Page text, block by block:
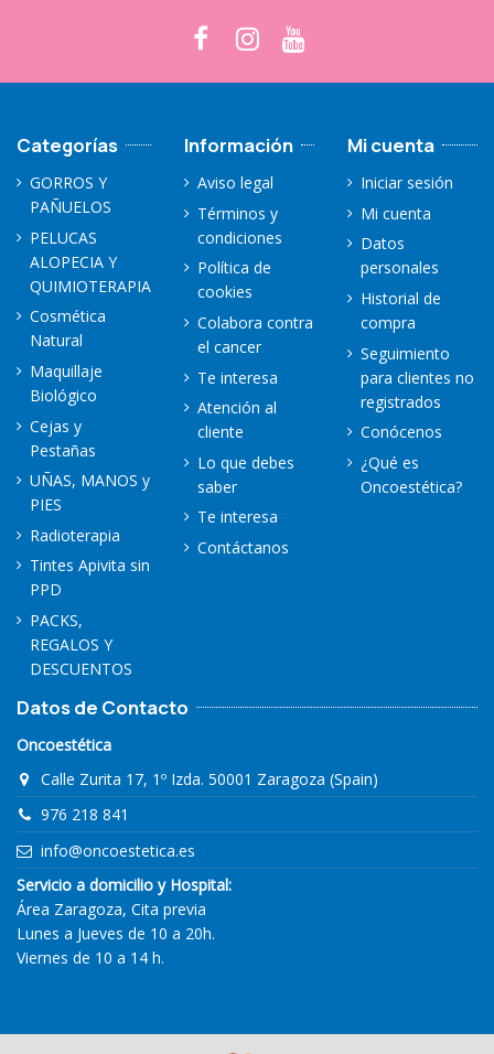
Categorías
GORROS Y
PAÑUELOS
PELUCAS
ALOPECIA Y
QUIMIOTERAPIA
Cosmética
Natural
Maquillaje
Biológico
Cejas y
Pestañas
UÑAS, MANOS y
PIES
Radioterapia
Tintes Apivita sin
PPD
PACKS,
REGALOS Y
DESCUENTOS
Información
Aviso legal
Términos y
condiciones
Política de
cookies
Colabora contra
el cancer
Te interesa
Atención al
cliente
Lo que debes
saber
Te interesa
Contáctanos
Mi cuenta
Iniciar sesión
Mi cuenta
Datos
personales
Historial de
compra
Seguimiento
para clientes no
registrados
Conócenos
¿Qué es
Oncoestética?
Datos de Contacto
Oncoestética
Calle Zurita 17, 1º Izda. 50001 Zaragoza (Spain)
976 218 841
info@oncoestetica.es
Servicio a domicilio y Hospital:
Área Zaragoza, Cita previa
Lunes a Jueves de 10 a 20h.
Viernes de 10 a 14 h.